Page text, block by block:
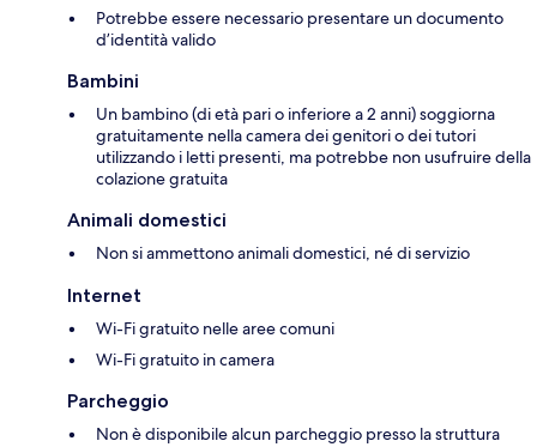
Potrebbe essere necessario presentare un documento
d’identità valido
Bambini
Un bambino (di età pari o inferiore a 2 anni) soggiorna
gratuitamente nella camera dei genitori o dei tutori
utilizzando i letti presenti, ma potrebbe non usufruire della
colazione gratuita
Animali domestici
Non si ammettono animali domestici, né di servizio
Internet
Wi-Fi gratuito nelle aree comuni
Wi-Fi gratuito in camera
Parcheggio
Non è disponibile alcun parcheggio presso la struttura